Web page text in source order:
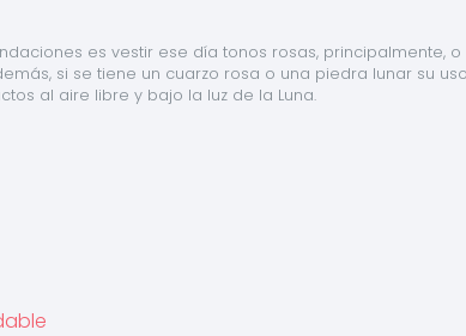
es vestir ese día tonos rosas, principalmente, o
si se tiene un cuarzo rosa o una piedra lunar su
al aire libre y bajo la luz de la Luna.